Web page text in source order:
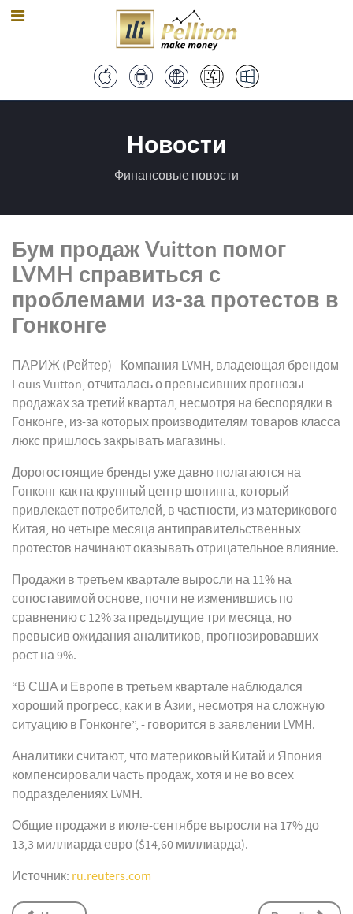
Новости
Финансовые новости
Бум продаж Vuitton помог
LVMH справиться с
проблемами из-за протестов в
Гонконге
ПАРИЖ (Рейтер) - Компания LVMH, владеющая брендом
Louis Vuitton, отчиталась о превысивших прогнозы
продажах за третий квартал, несмотря на беспорядки в
Гонконге, из-за которых производителям товаров класса
люкс пришлось закрывать магазины.
Дорогостоящие бренды уже давно полагаются на
Гонконг как на крупный центр шопинга, который
привлекает потребителей, в частности, из материкового
Китая, но четыре месяца антиправительственных
протестов начинают оказывать отрицательное влияние.
Продажи в третьем квартале выросли на 11% на
сопоставимой основе, почти не изменившись по
сравнению с 12% за предыдущие три месяца, но
превысив ожидания аналитиков, прогнозировавших
рост на 9%.
“В США и Европе в третьем квартале наблюдался
хороший прогресс, как и в Азии, несмотря на сложную
ситуацию в Гонконге”, - говорится в заявлении LVMH.
Аналитики считают, что материковый Китай и Япония
компенсировали часть продаж, хотя и не во всех
подразделениях LVMH.
Общие продажи в июле-сентябре выросли на 17% до
13,3 миллиарда евро ($14,60 миллиарда).
Источник: ru.reuters.com